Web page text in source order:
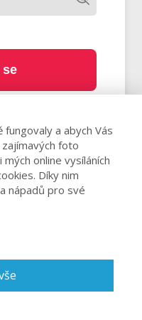
a abych Vás
foto
online vysíláních
Díky nim
nápadů pro své